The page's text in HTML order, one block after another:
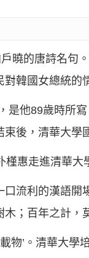
曉的唐詩名句
韓國女總統的
是他89歲時所
後，清華大學
惠走進清華
流利的漢語開
；百年之計，
物’。清華大